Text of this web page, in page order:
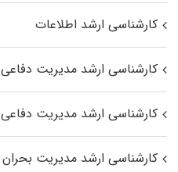
کارشناسی ارشد اطلاعات
کارشناسی ارشد مدیریت دفاعی ۱
کارشناسی ارشد مدیریت دفاعی ۲
کارشناسی ارشد مدیریت بحران